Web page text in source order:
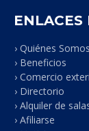
ENLACES
› Quiénes Somos
› Beneficios
› Comercio
› Directorio
› Alquiler de
› Afiliarse